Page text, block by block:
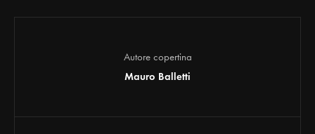
Autore copertina
Mauro Balletti